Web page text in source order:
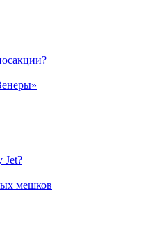
Jet?
мешков